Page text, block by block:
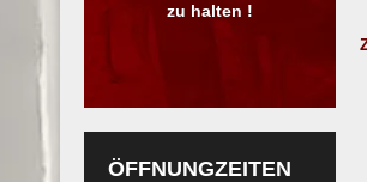
zu halten !
ÖFFNUNGZEITEN